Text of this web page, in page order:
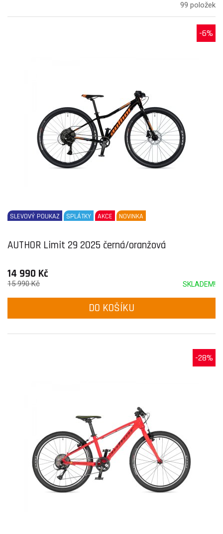
99 položek
-6%
SLEVOVÝ POUKAZ SPLÁTKY AKCE NOVINKA
AUTHOR Limit 29 2025 černá/oranžová
14 990 Kč
SKLADEM!
15 990 Kč
DO KOŠÍKU
-28%